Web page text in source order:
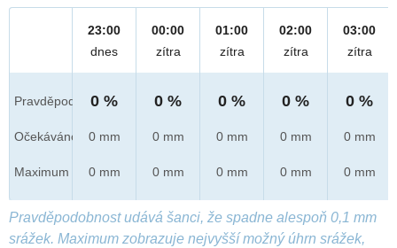
Pravděpod.
Očekáváno
Maximum
23:00
dnes
0 %
0 mm
0 mm
00:00
zítra
0 %
0 mm
0 mm
01:00
zítra
0 %
0 mm
0 mm
02:00
zítra
0 %
0 mm
0 mm
03:00
zítra
0 %
0 mm
0 mm
Pravděpodobnost udává šanci, že spadne alespoň 0,1 mm
srážek. Maximum zobrazuje nejvyšší možný úhrn srážek,